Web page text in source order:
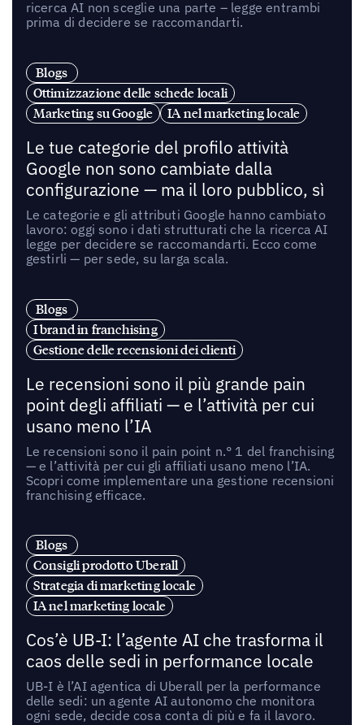
ricerca AI non sceglie una parte – legge entrambi
prima di decidere se raccomandarti.
Blogs
Ottimizzazione delle schede locali
Marketing su Google
IA nel marketing locale
Le tue categorie del profilo attività
Google non sono cambiate dalla
configurazione — ma il loro pubblico, sì
Le categorie e gli attributi Google hanno cambiato
lavoro: oggi sono i dati strutturati che la ricerca AI
legge per decidere se raccomandarti. Ecco come
gestirli — per sede, su larga scala.
Blogs
I brand in franchising
Gestione delle recensioni dei clienti
Le recensioni sono il più grande pain
point degli affiliati — e l’attività per cui
usano meno l’IA
Le recensioni sono il pain point n.° 1 del franchising
— e l’attività per cui gli affiliati usano meno l’IA.
Scopri come implementare una gestione recensioni
franchising efficace.
Blogs
Consigli prodotto Uberall
Strategia di marketing locale
IA nel marketing locale
Cos’è UB-I: l’agente AI che trasforma il
caos delle sedi in performance locale
UB-I è l’AI agentica di Uberall per la performance
delle sedi: un agente AI autonomo che monitora
ogni sede, decide cosa conta di più e fa il lavoro.